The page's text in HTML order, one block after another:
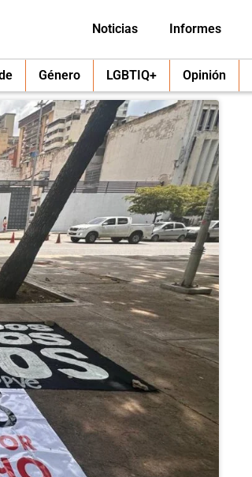
Noticias Informes
Género LGBTIQ+ Opinión